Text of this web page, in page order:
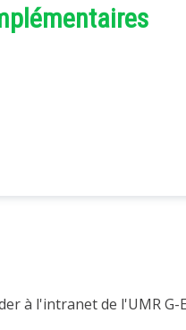
à l'intranet de l'UMR G-